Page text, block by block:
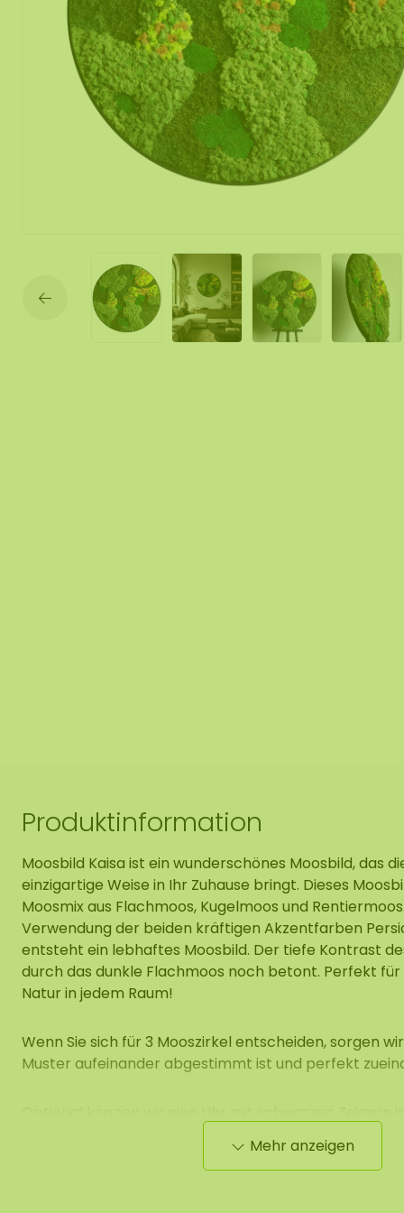
Mobile und
Moos Spiegel
Produktinformation
Moosbild Kaisa ist ein wunderschönes Moosbild, das
einzigartige Weise in Ihr Zuhause bringt. Dieses
Moosmix aus Flachmoos, Kugelmoos und
Verwendung der beiden kräftigen Akzentfarben
entsteht ein lebhaftes Moosbild. Der tiefe Kontrast
durch das dunkle Flachmoos noch betont. Perfekt für
Natur in jedem Raum!
Wenn Sie sich für 3 Mooszirkel entscheiden, sorgen
Muster aufeinander abgestimmt ist und perfekt
cm möglich. Die Uhr hat einen Durchmesser von 42
einer Batterie geliefert. Wenn Sie 3 Kreise und die
Mehr anzeigen